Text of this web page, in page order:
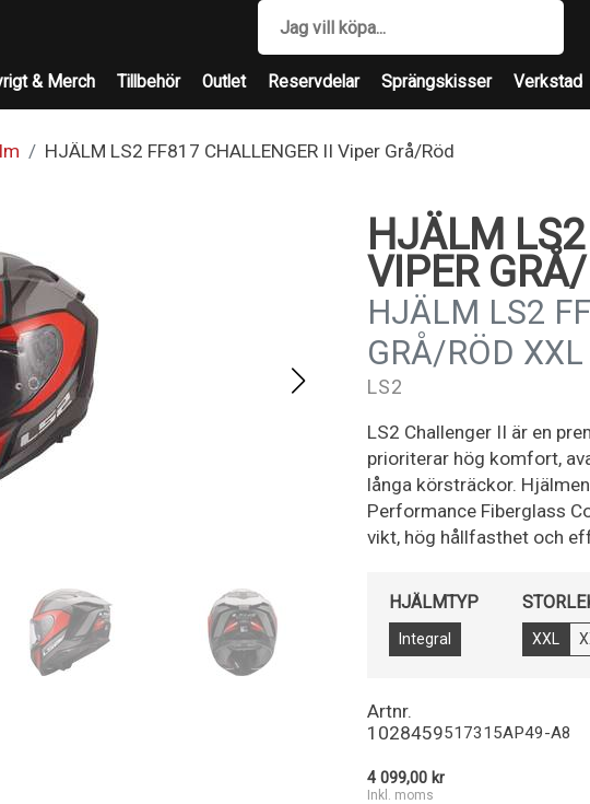
& Merch Tillbehör Outlet Reservdelar Sprängskisser Verkstad
HJÄLM LS2 FF817 CHALLENGER II Viper Grå/Röd
HJÄLM
VIPER
HJÄLM LS2
GRÅ/RÖD XXL
LS2
LS2 Challenger II är en
prioriterar hög komfort,
långa körsträckor.
Performance Fiberglass
vikt, hög hållfasthet och
HJÄLMTYP
Integral XXL
Artnr.
1028459517315AP49-A8
4 099,00 kr
Inkl. moms